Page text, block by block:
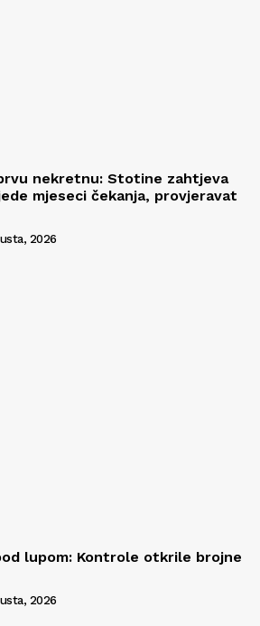
nekretnu: Stotine zahtjeva
mjeseci čekanja, provjeravat
2026
lupom: Kontrole otkrile brojne
2026